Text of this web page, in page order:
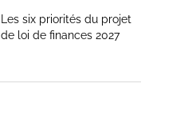
Les six priorités du projet
de loi de finances 2027